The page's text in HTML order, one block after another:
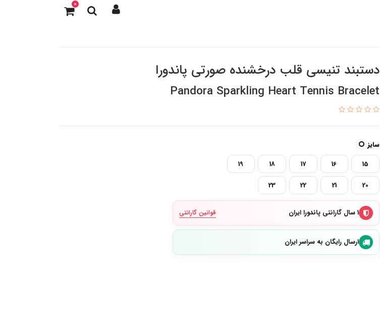
0
دستبند تنیسی قلب‌ درخشنده صورتی پاندورا
Pandora Sparkling Heart Tennis Bracelet
سایز
15
16
17
18
19
20
21
22
23
۱ سال گارانتی پاندورا ایران قوانین گارانتی
ارسال رایگان به سراسر ایران